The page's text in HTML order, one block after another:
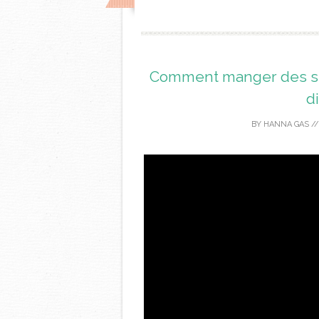
Comment manger des
BY HANNA GAS //